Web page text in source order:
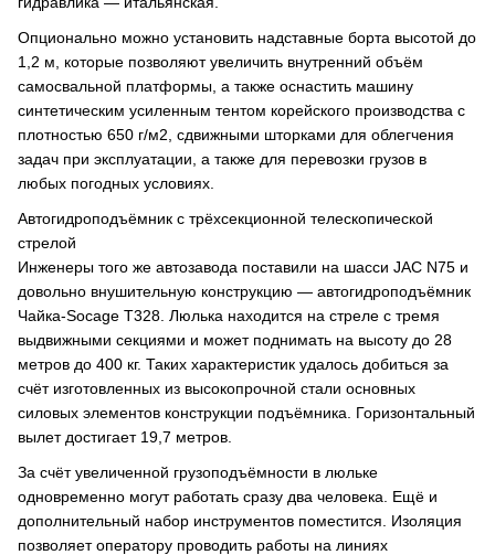
Опционально можно установить надставные борта высотой до
1,2 м, которые позволяют увеличить внутренний объём
самосвальной платформы, а также оснастить машину
синтетическим усиленным тентом корейского производства с
плотностью 650 г/м2, сдвижными шторками для облегчения
задач при эксплуатации, а также для перевозки грузов в
любых погодных условиях.
Автогидроподъёмник с трёхсекционной телескопической
стрелой
Инженеры того же автозавода поставили на шасси JAC N75 и
довольно внушительную конструкцию — автогидроподъёмник
Чайка-Socage Т328. Люлька находится на стреле с тремя
выдвижными секциями и может поднимать на высоту до 28
метров до 400 кг. Таких характеристик удалось добиться за
счёт изготовленных из высокопрочной стали основных
силовых элементов конструкции подъёмника. Горизонтальный
вылет достигает 19,7 метров.
За счёт увеличенной грузоподъёмности в люльке
одновременно могут работать сразу два человека. Ещё и
дополнительный набор инструментов поместится. Изоляция
позволяет оператору проводить работы на линиях